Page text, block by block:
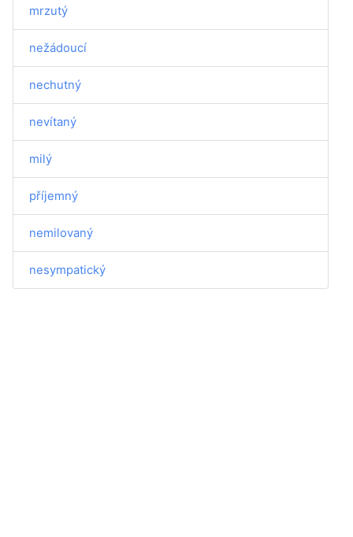
mrzutý
nežádoucí
nechutný
nevítaný
milý
příjemný
nemilovaný
nesympatický